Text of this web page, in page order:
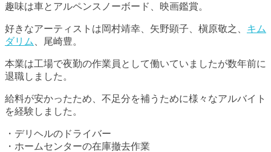
趣味は車とアルペンスノーボード、映画鑑賞。
好きなアーティストは岡村靖幸、矢野顕子、槇原敬之、 キム
ダリム
、尾崎豊。
本業は工場で夜勤の作業員として働いていましたが数年前に
退職しました。
給料が安かったため、不足分を補うために様々なアルバイト
を経験しました。
・デリヘルのドライバー
・ホームセンターの在庫撤去作業